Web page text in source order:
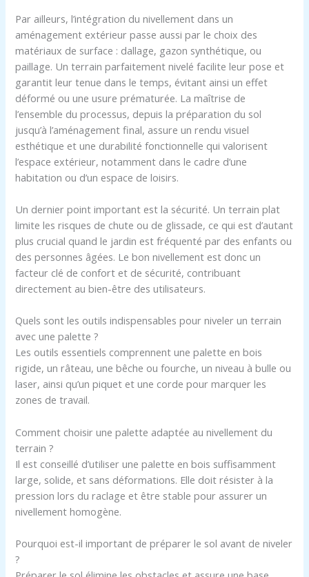
Par ailleurs, l’intégration du nivellement dans un
aménagement extérieur passe aussi par le choix des
matériaux de surface : dallage, gazon synthétique, ou
paillage. Un terrain parfaitement nivelé facilite leur pose et
garantit leur tenue dans le temps, évitant ainsi un effet
déformé ou une usure prématurée. La maîtrise de
l’ensemble du processus, depuis la préparation du sol
jusqu’à l’aménagement final, assure un rendu visuel
esthétique et une durabilité fonctionnelle qui valorisent
l’espace extérieur, notamment dans le cadre d’une
habitation ou d’un espace de loisirs.
Un dernier point important est la sécurité. Un terrain plat
limite les risques de chute ou de glissade, ce qui est d’autant
plus crucial quand le jardin est fréquenté par des enfants ou
des personnes âgées. Le bon nivellement est donc un
facteur clé de confort et de sécurité, contribuant
directement au bien-être des utilisateurs.
Quels sont les outils indispensables pour niveler un terrain
avec une palette ?
Les outils essentiels comprennent une palette en bois
rigide, un râteau, une bêche ou fourche, un niveau à bulle ou
laser, ainsi qu’un piquet et une corde pour marquer les
zones de travail.
Comment choisir une palette adaptée au nivellement du
terrain ?
Il est conseillé d’utiliser une palette en bois suffisamment
large, solide, et sans déformations. Elle doit résister à la
pression lors du raclage et être stable pour assurer un
nivellement homogène.
Pourquoi est-il important de préparer le sol avant de niveler
?